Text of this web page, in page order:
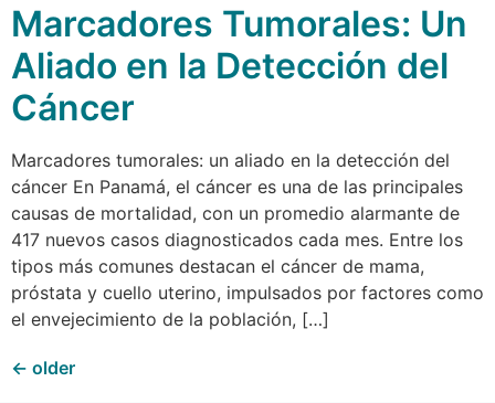
Marcadores Tumorales: Un
Aliado en la Detección del
Cáncer
Marcadores tumorales: un aliado en la detección del
cáncer En Panamá, el cáncer es una de las principales
causas de mortalidad, con un promedio alarmante de
417 nuevos casos diagnosticados cada mes. Entre los
tipos más comunes destacan el cáncer de mama,
próstata y cuello uterino, impulsados por factores como
el envejecimiento de la población, […]
← older